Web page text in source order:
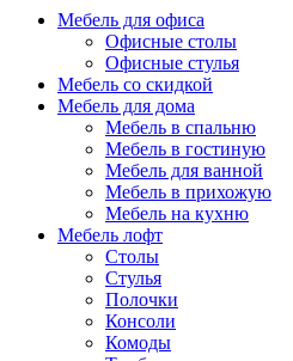
Мебель для офиса
Офисные столы
Офисные стулья
Мебель со скидкой
Мебель для дома
Мебель в спальню
Мебель в гостиную
Мебель для ванной
Мебель в прихожую
Мебель на кухню
Мебель лофт
Столы
Стулья
Полочки
Консоли
Комоды